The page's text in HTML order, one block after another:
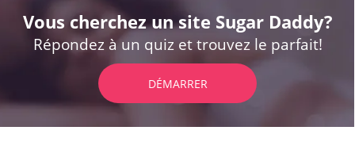
Vous cherchez un site Sugar Daddy?
Répondez à un quiz et trouvez le parfait!
DÉMARRER